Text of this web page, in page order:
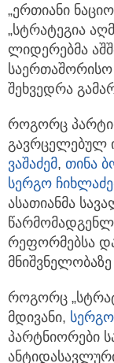
„ერთიანი
„სტრატეგია
ლიდერებმა
შეხვედრა
როგორც
გავრცელებულ
ვაშაძემ, თინა
სერგო ჩიხლაძე
ასათიანმა
რეფორმებსა
მნიშვნელობაზე
როგორც
მდივანი,
პარტნიორები